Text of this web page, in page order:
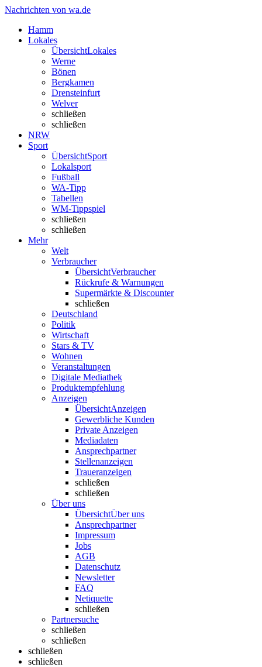
Nachrichten von wa.de
Hamm
Lokales
ÜbersichtLokales
Werne
Bönen
Bergkamen
Drensteinfurt
Welver
schließen
schließen
NRW
Sport
ÜbersichtSport
Lokalsport
Fußball
WA-Tipp
Tabellen
WM-Tippspiel
schließen
schließen
Mehr
Welt
Verbraucher
ÜbersichtVerbraucher
Rückrufe & Warnungen
Supermärkte & Discounter
schließen
Deutschland
Politik
Wirtschaft
Stars & TV
Wohnen
Veranstaltungen
Digitale Mediathek
Produktempfehlung
Anzeigen
ÜbersichtAnzeigen
Gewerbliche Kunden
Private Anzeigen
Mediadaten
Ansprechpartner
Stellenanzeigen
Traueranzeigen
schließen
schließen
Über uns
ÜbersichtÜber uns
Ansprechpartner
Impressum
Jobs
AGB
Datenschutz
Newsletter
FAQ
Netiquette
schließen
Partnersuche
schließen
schließen
schließen
schließen